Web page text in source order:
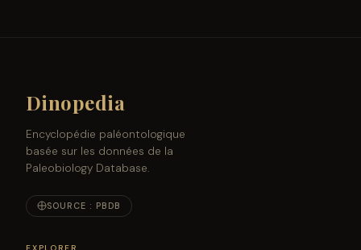
Dinopedia
Encyclopédie paléontologique
basée sur les données de la
Paleobiology Database.
SOURCE : PBDB
EXPLORER